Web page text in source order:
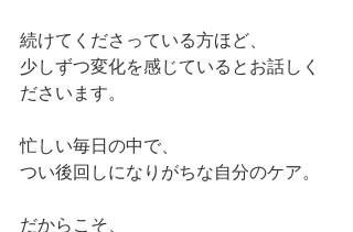
続けてくださっている方ほど、
少しずつ変化を感じているとお話しく
ださいます。
忙しい毎日の中で、
つい後回しになりがちな自分のケア。
だからこそ、